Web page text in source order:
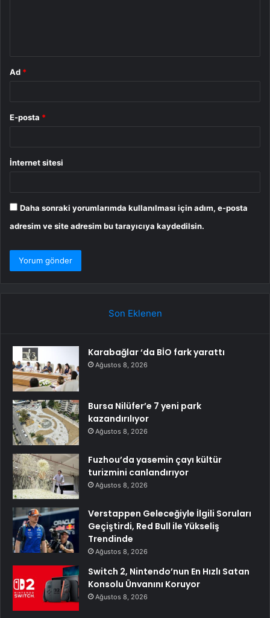
Ad *
E-posta *
İnternet sitesi
Daha sonraki yorumlarımda kullanılması için adım, e-posta
adresim ve site adresim bu tarayıcıya kaydedilsin.
Son Eklenen
Karabağlar ‘da BİO fark yarattı
Ağustos 8, 2026
Bursa Nilüfer’e 7 yeni park
kazandırılıyor
Ağustos 8, 2026
Fuzhou’da yasemin çayı kültür
turizmini canlandırıyor
Ağustos 8, 2026
Verstappen Geleceğiyle İlgili Soruları
Geçiştirdi, Red Bull ile Yükseliş
Trendinde
Ağustos 8, 2026
Switch 2, Nintendo’nun En Hızlı Satan
Konsolu Ünvanını Koruyor
Ağustos 8, 2026